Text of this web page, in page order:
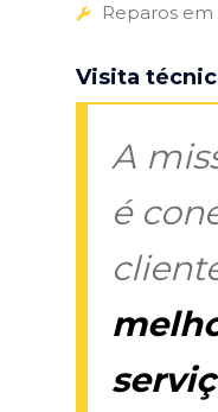
Reparos em
Visita
A
é